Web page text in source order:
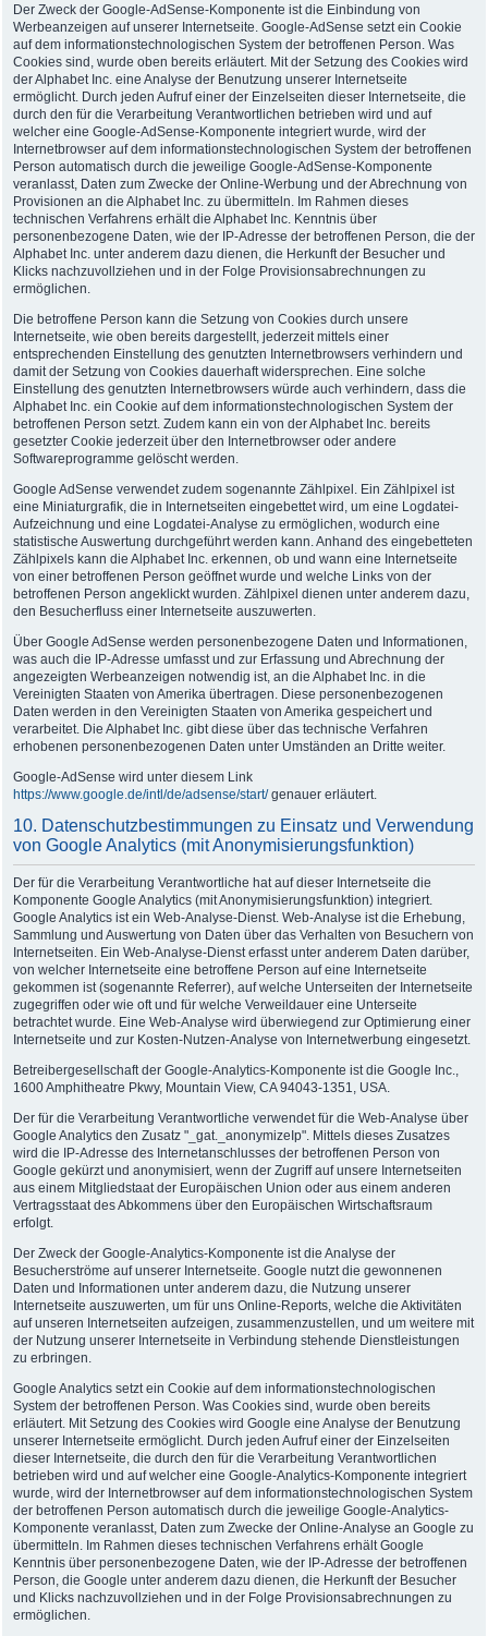
Der Zweck der Google-AdSense-Komponente ist die Einbindung von
Werbeanzeigen auf unserer Internetseite. Google-AdSense setzt ein Cookie
auf dem informationstechnologischen System der betroffenen Person. Was
Cookies sind, wurde oben bereits erläutert. Mit der Setzung des Cookies wird
der Alphabet Inc. eine Analyse der Benutzung unserer Internetseite
ermöglicht. Durch jeden Aufruf einer der Einzelseiten dieser Internetseite, die
durch den für die Verarbeitung Verantwortlichen betrieben wird und auf
welcher eine Google-AdSense-Komponente integriert wurde, wird der
Internetbrowser auf dem informationstechnologischen System der betroffenen
Person automatisch durch die jeweilige Google-AdSense-Komponente
veranlasst, Daten zum Zwecke der Online-Werbung und der Abrechnung von
Provisionen an die Alphabet Inc. zu übermitteln. Im Rahmen dieses
technischen Verfahrens erhält die Alphabet Inc. Kenntnis über
personenbezogene Daten, wie der IP-Adresse der betroffenen Person, die der
Alphabet Inc. unter anderem dazu dienen, die Herkunft der Besucher und
Klicks nachzuvollziehen und in der Folge Provisionsabrechnungen zu
ermöglichen.
Die betroffene Person kann die Setzung von Cookies durch unsere
Internetseite, wie oben bereits dargestellt, jederzeit mittels einer
entsprechenden Einstellung des genutzten Internetbrowsers verhindern und
damit der Setzung von Cookies dauerhaft widersprechen. Eine solche
Einstellung des genutzten Internetbrowsers würde auch verhindern, dass die
Alphabet Inc. ein Cookie auf dem informationstechnologischen System der
betroffenen Person setzt. Zudem kann ein von der Alphabet Inc. bereits
gesetzter Cookie jederzeit über den Internetbrowser oder andere
Softwareprogramme gelöscht werden.
Google AdSense verwendet zudem sogenannte Zählpixel. Ein Zählpixel ist
eine Miniaturgrafik, die in Internetseiten eingebettet wird, um eine Logdatei-
Aufzeichnung und eine Logdatei-Analyse zu ermöglichen, wodurch eine
statistische Auswertung durchgeführt werden kann. Anhand des eingebetteten
Zählpixels kann die Alphabet Inc. erkennen, ob und wann eine Internetseite
von einer betroffenen Person geöffnet wurde und welche Links von der
betroffenen Person angeklickt wurden. Zählpixel dienen unter anderem dazu,
den Besucherfluss einer Internetseite auszuwerten.
Über Google AdSense werden personenbezogene Daten und Informationen,
was auch die IP-Adresse umfasst und zur Erfassung und Abrechnung der
angezeigten Werbeanzeigen notwendig ist, an die Alphabet Inc. in die
Vereinigten Staaten von Amerika übertragen. Diese personenbezogenen
Daten werden in den Vereinigten Staaten von Amerika gespeichert und
verarbeitet. Die Alphabet Inc. gibt diese über das technische Verfahren
erhobenen personenbezogenen Daten unter Umständen an Dritte weiter.
Google-AdSense wird unter diesem Link
https://www.google.de/intl/de/adsense/start/genauer erläutert.
10. Datenschutzbestimmungen zu Einsatz und Verwendung
von Google Analytics (mit Anonymisierungsfunktion)
Der für die Verarbeitung Verantwortliche hat auf dieser Internetseite die
Komponente Google Analytics (mit Anonymisierungsfunktion) integriert.
Google Analytics ist ein Web-Analyse-Dienst. Web-Analyse ist die Erhebung,
Sammlung und Auswertung von Daten über das Verhalten von Besuchern von
Internetseiten. Ein Web-Analyse-Dienst erfasst unter anderem Daten darüber,
von welcher Internetseite eine betroffene Person auf eine Internetseite
gekommen ist (sogenannte Referrer), auf welche Unterseiten der Internetseite
zugegriffen oder wie oft und für welche Verweildauer eine Unterseite
betrachtet wurde. Eine Web-Analyse wird überwiegend zur Optimierung einer
Internetseite und zur Kosten-Nutzen-Analyse von Internetwerbung eingesetzt.
Betreibergesellschaft der Google-Analytics-Komponente ist die Google Inc.,
1600 Amphitheatre Pkwy, Mountain View, CA 94043-1351, USA.
Der für die Verarbeitung Verantwortliche verwendet für die Web-Analyse über
Google Analytics den Zusatz "_gat._anonymizeIp". Mittels dieses Zusatzes
wird die IP-Adresse des Internetanschlusses der betroffenen Person von
Google gekürzt und anonymisiert, wenn der Zugriff auf unsere Internetseiten
aus einem Mitgliedstaat der Europäischen Union oder aus einem anderen
Vertragsstaat des Abkommens über den Europäischen Wirtschaftsraum
erfolgt.
Der Zweck der Google-Analytics-Komponente ist die Analyse der
Besucherströme auf unserer Internetseite. Google nutzt die gewonnenen
Daten und Informationen unter anderem dazu, die Nutzung unserer
Internetseite auszuwerten, um für uns Online-Reports, welche die Aktivitäten
auf unseren Internetseiten aufzeigen, zusammenzustellen, und um weitere mit
der Nutzung unserer Internetseite in Verbindung stehende Dienstleistungen
zu erbringen.
Google Analytics setzt ein Cookie auf dem informationstechnologischen
System der betroffenen Person. Was Cookies sind, wurde oben bereits
erläutert. Mit Setzung des Cookies wird Google eine Analyse der Benutzung
unserer Internetseite ermöglicht. Durch jeden Aufruf einer der Einzelseiten
dieser Internetseite, die durch den für die Verarbeitung Verantwortlichen
betrieben wird und auf welcher eine Google-Analytics-Komponente integriert
wurde, wird der Internetbrowser auf dem informationstechnologischen System
der betroffenen Person automatisch durch die jeweilige Google-Analytics-
Komponente veranlasst, Daten zum Zwecke der Online-Analyse an Google zu
übermitteln. Im Rahmen dieses technischen Verfahrens erhält Google
Kenntnis über personenbezogene Daten, wie der IP-Adresse der betroffenen
Person, die Google unter anderem dazu dienen, die Herkunft der Besucher
und Klicks nachzuvollziehen und in der Folge Provisionsabrechnungen zu
ermöglichen.